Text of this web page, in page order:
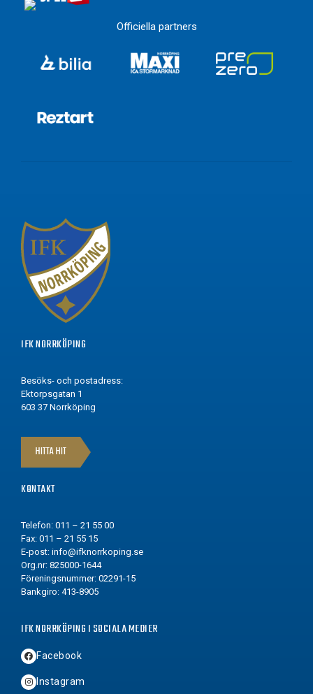
Officiella partners
IFK NORRKÖPING
Besöks- och postadress:
Ektorpsgatan 1
603 37 Norrköping
HITTA HIT
KONTAKT
Telefon: 011 – 21 55 00
Fax: 011 – 21 55 15
E-post: info@ifknorrkoping.se
Org.nr: 825000-1644
Föreningsnummer: 02291-15
Bankgiro: 413-8905
IFK NORRKÖPING I SOCIALA MEDIER
Facebook
Instagram